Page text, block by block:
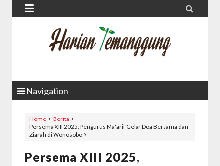
 
Navigation
Home
Berita
Persema XIII 2025, Pengurus Ma'arif Gelar Doa Bersama dan
Ziarah di Wonosobo
Persema XIII 2025,